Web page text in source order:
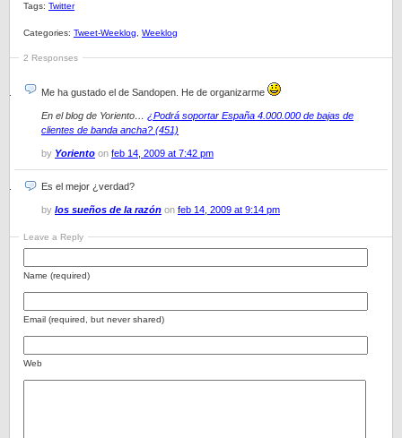
Tags: Twitter
Categories: Tweet-Weeklog Weeklog
2 Responses
Me ha gustado el de Sandopen. He de organizarme
En el blog de Yoriento… ¿Podrá soportar España 4.000.000 de bajas de
clientes de banda ancha? (451)
by Yoriento on feb 14, 2009 at 7:42 pm
Es el mejor ¿verdad?
by los sueños de la razón on feb 14, 2009 at 9:14 pm
Leave a Reply
Name (required)
Email (required, but never shared)
Web